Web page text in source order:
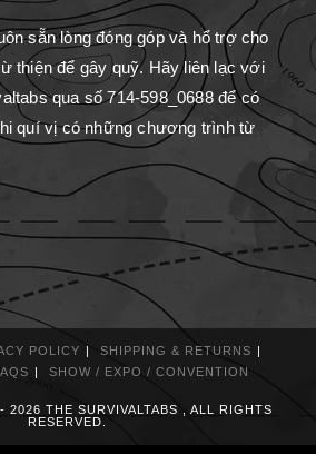
sẵn lòng đóng góp và hổ trợ cho
thiện để gây quỹ. Hãy liên lạc với
qua số 714-598_0688 để có
quí vị có những chương trình từ
POLICY
SHIPPING & RETURNS
SHOW / EXPO / CONVENTION
THE SURVIVALTABS , ALL RIGHTS
RESERVED.